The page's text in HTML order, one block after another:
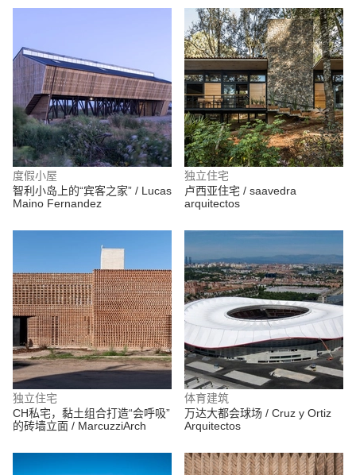
度假小屋
智利小岛上的“宾客之家” / Lucas
Maino Fernandez
独立住宅
卢西亚住宅 / saavedra
arquitectos
独立住宅
CH私宅，黏土组合打造“会呼吸”
的砖墙立面 / MarcuzziArch
体育建筑
万达大都会球场 / Cruz y Ortiz
Arquitectos